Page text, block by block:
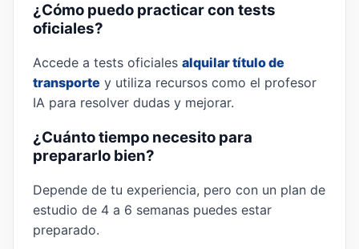
¿Cómo puedo practicar con tests
oficiales?
Accede a tests oficiales alquilar título de
transporte y utiliza recursos como el profesor
IA para resolver dudas y mejorar.
¿Cuánto tiempo necesito para
prepararlo bien?
Depende de tu experiencia, pero con un plan de
estudio de 4 a 6 semanas puedes estar
preparado.